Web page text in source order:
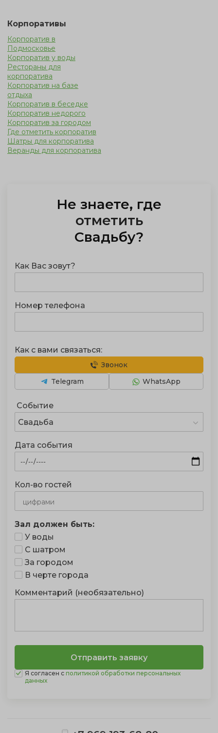
Корпоративы
Корпоратив в
Подмосковье
Корпоратив у воды
Рестораны для
корпоратива
Корпоратив на базе
отдыха
Корпоратив в беседке
Корпоратив недорого
Корпоратив за городом
Где отметить корпоратив
Шатры для корпоратива
Веранды для корпоратива
Не знаете, где
отметить
Свадьбу?
Как Вас зовут?
Номер телефона
Событие
Свадьба
Дата события
Кол-во гостей
Зал должен быть:
У воды
С шатром
За городом
В черте города
Как с вами связаться:
Звонок
WhatsApp
Telegram
Комментарий (необязательно)
Я согласен с политикой обработки персональных
данных